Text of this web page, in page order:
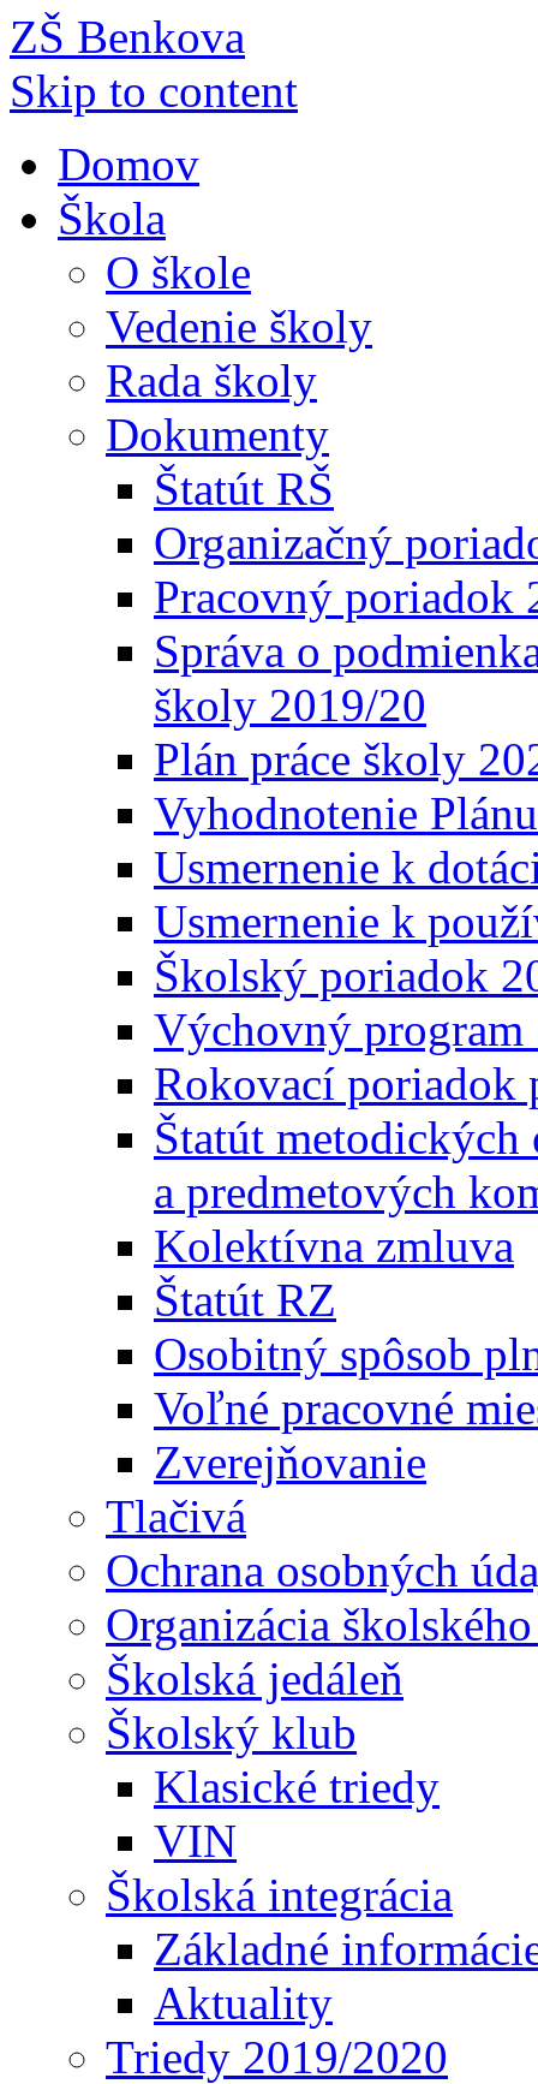
ZŠ Benkova
Skip to content
Domov
Škola
O škole
Vedenie školy
Rada školy
Dokumenty
Štatút RŠ
Organizačný
Pracovný poriadok
Správa o
školy 2019/20
Plán práce školy
Vyhodnotenie
Usmernenie k
Usmernenie k
Školský poriadok
Výchovný
Rokovací poriadok
Štatút
a predmetových
Kolektívna zmluva
Štatút RZ
Osobitný spôsob
Voľné pracovné
Zverejňovanie
Tlačivá
Ochrana osobných
Organizácia
Školská jedáleň
Školský klub
Klasické triedy
VIN
Školská integrácia
Základné
Aktuality
Triedy 2019/2020